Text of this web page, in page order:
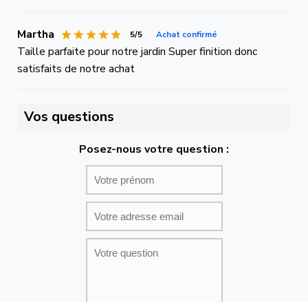
Martha 5/5 Achat confirmé
Taille parfaite pour notre jardin Super finition donc
satisfaits de notre achat
Vos questions
Posez-nous votre question :